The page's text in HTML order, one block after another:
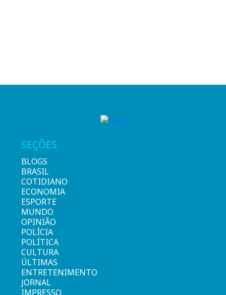
SEÇÕES
BLOGS
BRASIL
COTIDIANO
ECONOMIA
ESPORTE
MUNDO
OPINIÃO
POLÍCIA
POLÍTICA
CULTURA
ÚLTIMAS
ENTRETENIMENTO
JORNAL
IMPRESSO